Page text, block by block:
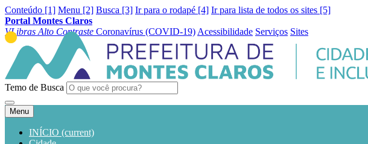
Conteúdo [1] Menu [2] Busca [3] Ir para o rodapé [4] Ir para lista de todos os sites [5]
Portal Montes Claros
VLibras Alto Contraste Coronavírus (COVID-19) Acessibilidade Serviços Sites
Temo de Busca
Menu
INÍCIO (current)